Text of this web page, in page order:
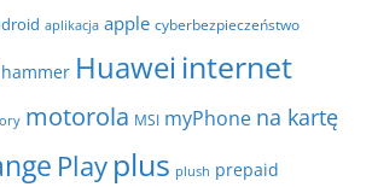
aplikacja apple cyberbezpieczeństwo
hammer Huawei internet
motorola MSI myPhone na kartę
Play plus plush prepaid